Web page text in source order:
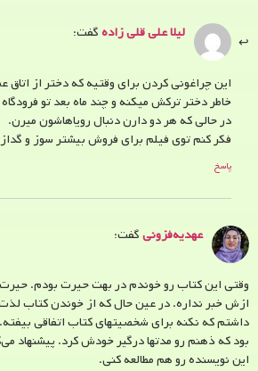
لیلا علی قلی زادهگفت:
این چراغونی کردن برای وقتیه که دختر از
خاطر دختر ترکش میکنه و چند ماه بعد تو
در حالی که هر دو دارن دنبال رویاهاشون میرن.
فکر کنم توی فیلم برای فروش بیشتر سوز و
پاسخ
عهدیه‌فزونیگفت:
وقتی این کتاب رو خوندم در بهت حیرت بودم. حیرت
ازش خبر نداره. در عین حال که از خوندن کتاب
داشتم که نکنه برای شخصیتهای کتاب اتفاقی
بود که ذهنم رو مدتها درگیر خودش کرد. پیشنهاد
این نویسنده رو هم مطالعه کنی.